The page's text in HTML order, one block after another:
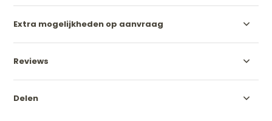
Extra mogelijkheden op aanvraag
Reviews
Delen